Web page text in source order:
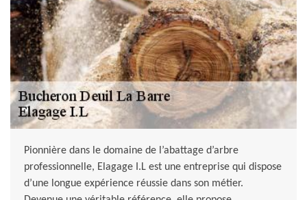
Pionnière dans le domaine de l’abattage d’arbre
professionnelle, Elagage I.L est une entreprise qui dispose
d’une longue expérience réussie dans son métier.